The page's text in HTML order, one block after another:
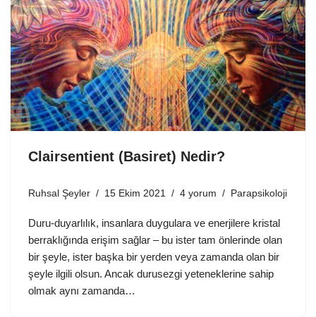
Clairsentient (Basiret) Nedir?
Ruhsal Şeyler 15 Ekim 2021 4 yorum Parapsikoloji
Duru-duyarlılık, insanlara duygulara ve enerjilere kristal
berraklığında erişim sağlar – bu ister tam önlerinde olan
bir şeyle, ister başka bir yerden veya zamanda olan bir
şeyle ilgili olsun. Ancak durusezgi yeteneklerine sahip
olmak aynı zamanda…